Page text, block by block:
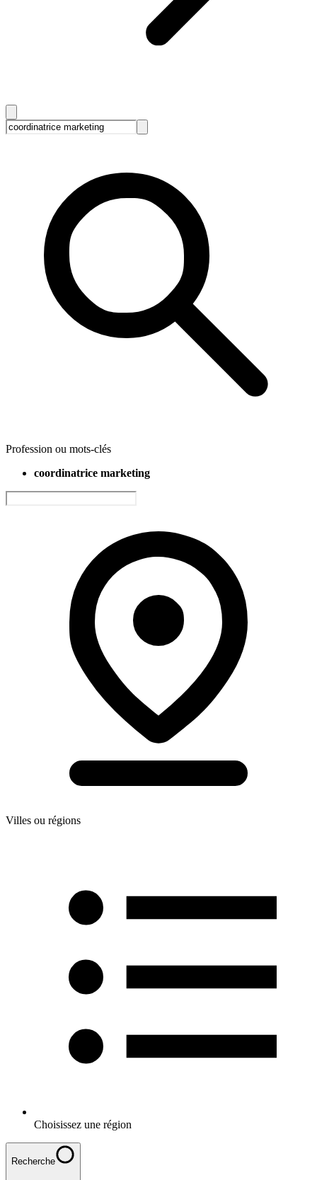
Profession ou mots-clés
coordinatrice marketing
Villes ou régions
Choisissez une région
Recherche